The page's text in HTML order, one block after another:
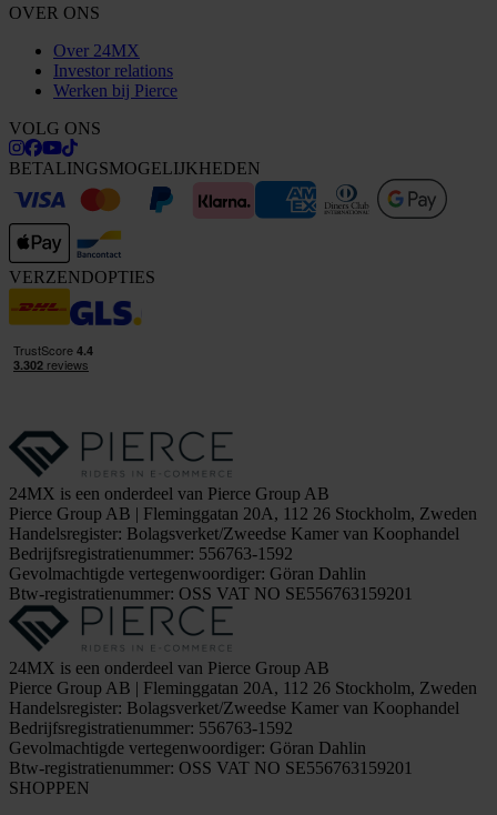
OVER ONS
Over 24MX
Investor relations
Werken bij Pierce
VOLG ONS
BETALINGSMOGELIJKHEDEN
VERZENDOPTIES
24MX is een onderdeel van Pierce Group AB
Pierce Group AB | Fleminggatan 20A, 112 26 Stockholm, Zweden
Handelsregister: Bolagsverket/Zweedse Kamer van Koophandel
Bedrijfsregistratienummer: 556763-1592
Gevolmachtigde vertegenwoordiger: Göran Dahlin
Btw-registratienummer: OSS VAT NO SE556763159201
24MX is een onderdeel van Pierce Group AB
Pierce Group AB | Fleminggatan 20A, 112 26 Stockholm, Zweden
Handelsregister: Bolagsverket/Zweedse Kamer van Koophandel
Bedrijfsregistratienummer: 556763-1592
Gevolmachtigde vertegenwoordiger: Göran Dahlin
Btw-registratienummer: OSS VAT NO SE556763159201
SHOPPEN